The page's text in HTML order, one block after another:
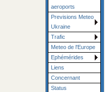
aeroports
Previsions Meteo
Ukraine
Trafic
Meteo de l'Europe
Ephémérides
Liens
Concernant
Status